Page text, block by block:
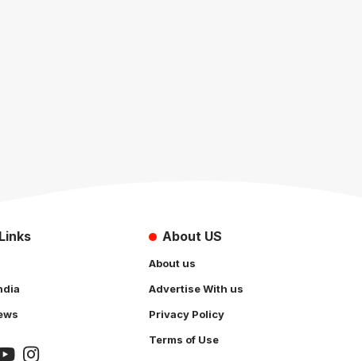
About US
About us
Advertise With us
Privacy Policy
Terms of Use